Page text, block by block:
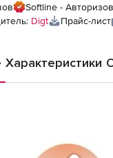
Softline -
Digt Прайс-лист
Характеристики